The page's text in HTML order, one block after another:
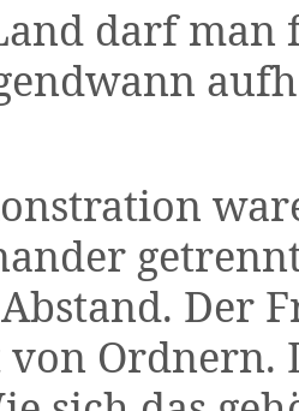
darf
Der
Ordnern.